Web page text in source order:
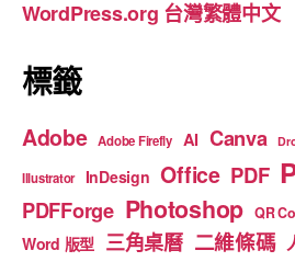
k
WordPress.org 台灣繁體中文
標籤
Adobe Adobe Firefly AI Canva
Illustrator InDesign Office PDF
PDFForge Photoshop QR
Word 版型 三角桌曆 二維條碼